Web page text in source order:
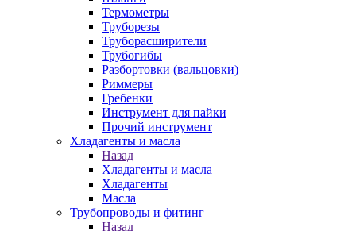
Термометры
Труборезы
Труборасширители
Трубогибы
Разбортовки (вальцовки)
Риммеры
Гребенки
Инструмент для пайки
Прочий инструмент
Хладагенты и масла
Назад
Хладагенты и масла
Хладагенты
Масла
Трубопроводы и фитинг
Назад